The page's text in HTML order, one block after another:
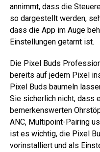
annimmt, dass die
so dargestellt werden,
dass die App im Auge
Einstellungen getarnt ist.
Die Pixel Buds
bereits auf jedem Pixel
Pixel Buds baumeln
Sie sicherlich nicht, dass
bemerkenswerten
ANC, Multipoint-Pairing
ist es wichtig, die Pixel
vorinstalliert und als